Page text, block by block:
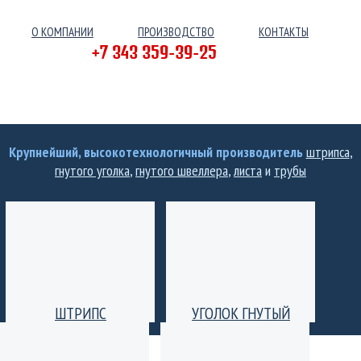
О КОМПАНИИ ПРОИЗВОДСТВО КОНТАКТЫ
+7 343 359-39-25
Крупнейший, высокотехнологичный производительштрипса,
гнутого уголка,гнутого швеллера,листаи трубы
ШТРИПС УГОЛОК ГНУТЫЙ